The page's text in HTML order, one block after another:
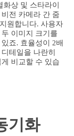
화상 및 스타라이
비전 카메라 간 줌
원합니다. 사용자
이미지 크기를
죠. 효율성이 2배
테일을 나란히
비교할 수 있습
기화